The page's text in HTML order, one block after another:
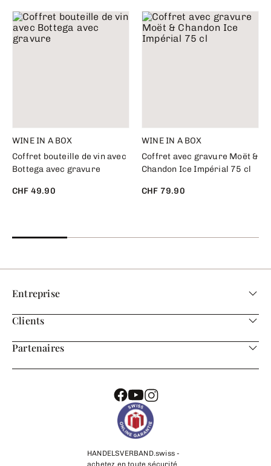
WINE IN A BOX
Coffret bouteille de vin avec
Bottega avec gravure
CHF 49.90
WINE IN A BOX
Coffret avec gravure Moët &
Chandon Ice Impérial 75 cl
CHF 79.90
Entreprise
Clients
Partenaires
HANDELSVERBAND.swiss -
achetez en toute sécurité